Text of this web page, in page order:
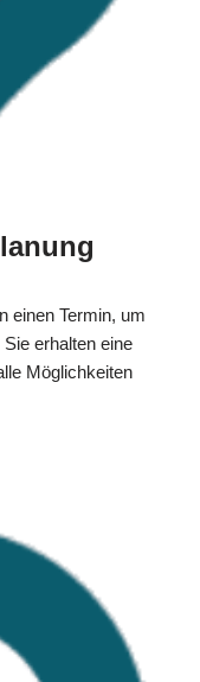
einen Termin, um
erhalten eine
Möglichkeiten